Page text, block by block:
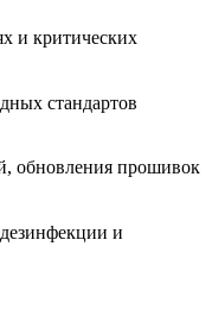
и критических
стандартов
обновления прошивок
и